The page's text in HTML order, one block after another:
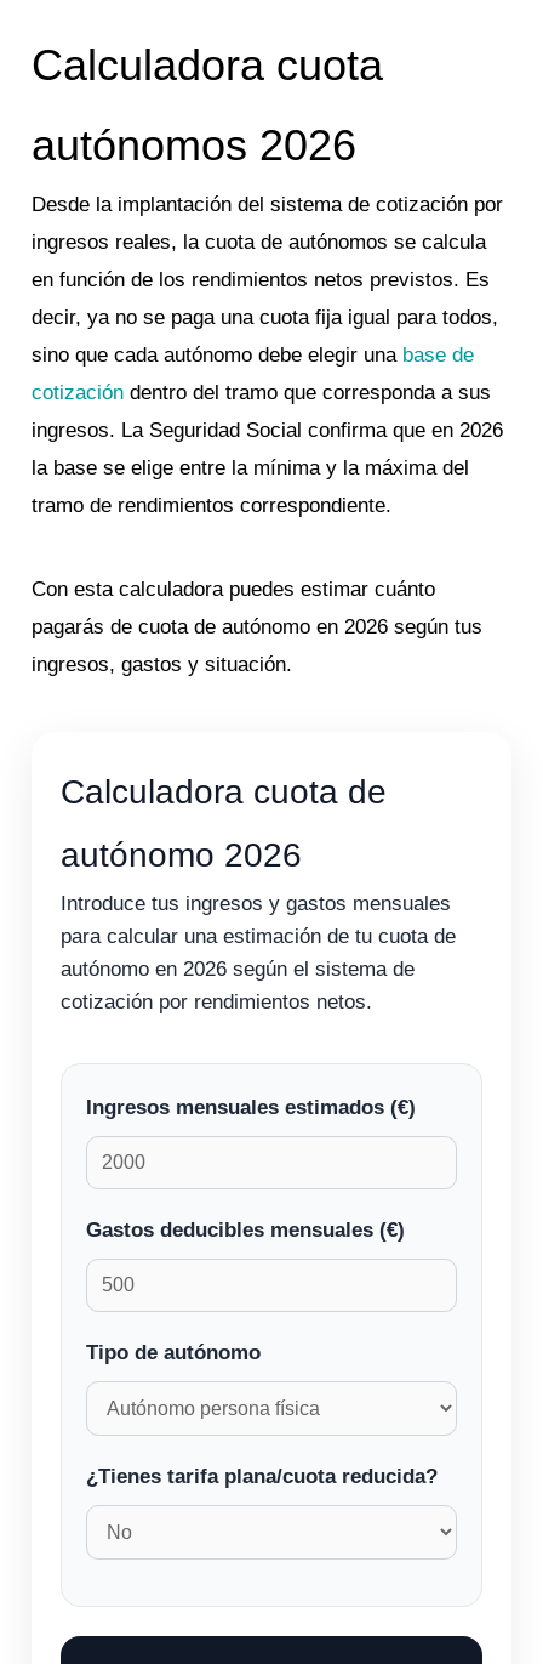
Calculadora cuota
autónomos 2026
Desde la implantación del sistema de cotización por
ingresos reales, la cuota de autónomos se calcula
en función de los rendimientos netos previstos. Es
decir, ya no se paga una cuota fija igual para todos,
sino que cada autónomo debe elegir una base de
cotización dentro del tramo que corresponda a sus
ingresos. La Seguridad Social confirma que en 2026
la base se elige entre la mínima y la máxima del
tramo de rendimientos correspondiente.
Con esta calculadora puedes estimar cuánto
pagarás de cuota de autónomo en 2026 según tus
ingresos, gastos y situación.
Calculadora cuota de
autónomo 2026
Introduce tus ingresos y gastos mensuales
para calcular una estimación de tu cuota de
autónomo en 2026 según el sistema de
cotización por rendimientos netos.
Ingresos mensuales estimados (€)
Gastos deducibles mensuales (€)
Tipo de autónomo
¿Tienes tarifa plana/cuota reducida?